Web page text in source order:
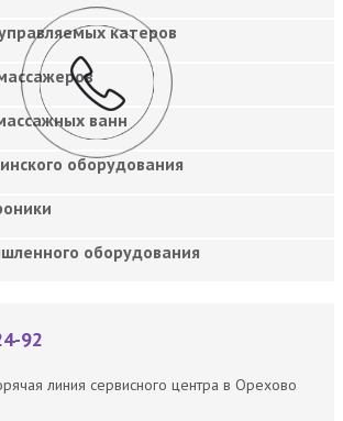
катеров
ванн
оборудования
оборудования
92
линия сервисного центра в Орехово